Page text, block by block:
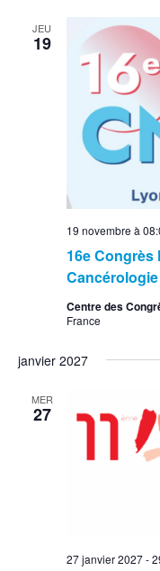
JEU
19
16e Congrès
19 novembre à
Centre des
France
janvier 2027
MER
27
27 janvier 2027-